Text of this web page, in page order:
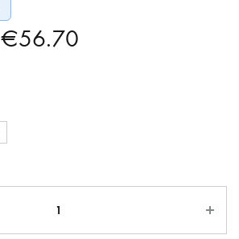
€56.70